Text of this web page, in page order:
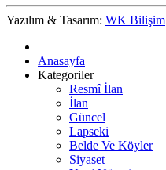
Yazılım & Tasarım: WK Bilişim
Anasayfa
Kategoriler
Resmî İlan
İlan
Güncel
Lapseki
Belde Ve Köyler
Siyaset